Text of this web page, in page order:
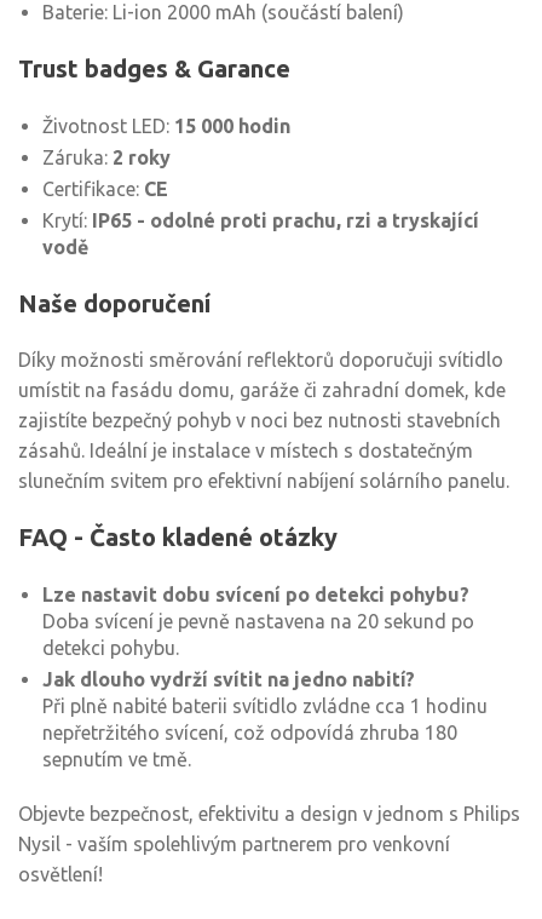
Baterie: Li-ion 2000 mAh (součástí balení)
Trust badges & Garance
Životnost LED: 15 000 hodin
Záruka: 2 roky
Certifikace: CE
Krytí: IP65 - odolné proti prachu, rzi a tryskající
vodě
Naše doporučení
Díky možnosti směrování reflektorů doporučuji svítidlo
umístit na fasádu domu, garáže či zahradní domek, kde
zajistíte bezpečný pohyb v noci bez nutnosti stavebních
zásahů. Ideální je instalace v místech s dostatečným
slunečním svitem pro efektivní nabíjení solárního panelu.
FAQ - Často kladené otázky
Lze nastavit dobu svícení po detekci pohybu?
Doba svícení je pevně nastavena na 20 sekund po
detekci pohybu.
Jak dlouho vydrží svítit na jedno nabití?
Při plně nabité baterii svítidlo zvládne cca 1 hodinu
nepřetržitého svícení, což odpovídá zhruba 180
sepnutím ve tmě.
Objevte bezpečnost, efektivitu a design v jednom s Philips
Nysil - vaším spolehlivým partnerem pro venkovní
osvětlení!